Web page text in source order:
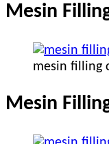
Mesin
mesin filling
Mesin